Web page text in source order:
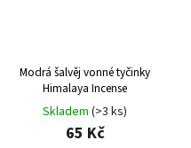
Modrá šalvěj vonné tyčinky
Himalaya Incense
Skladem (>3 ks)
65 Kč